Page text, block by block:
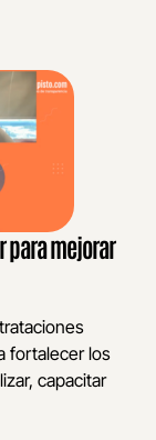
para mejorar
fortalecer los
capacitar